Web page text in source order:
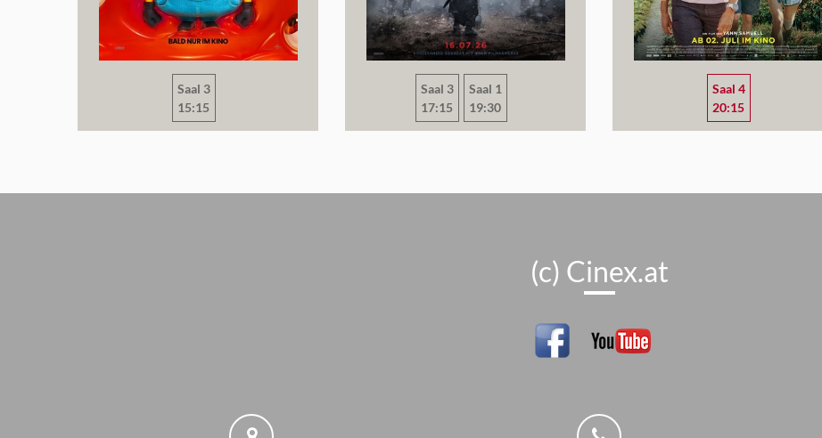
Saal 3
15:15
Saal 3
17:15
Saal 1
19:30
Saal 4
20:15
(c) Cinex.at